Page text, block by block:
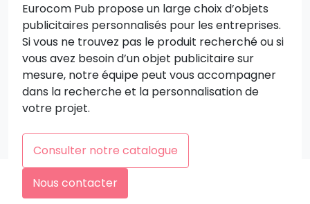
Eurocom Pub propose un large choix d’objets
publicitaires personnalisés pour les entreprises.
Si vous ne trouvez pas le produit recherché ou si
vous avez besoin d’un objet publicitaire sur
mesure, notre équipe peut vous accompagner
dans la recherche et la personnalisation de
votre projet.
Consulter notre catalogue
Nous contacter